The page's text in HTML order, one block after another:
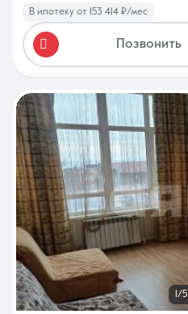
В ипотеку от 153 414 ₽/мес
Позвонить
1/5